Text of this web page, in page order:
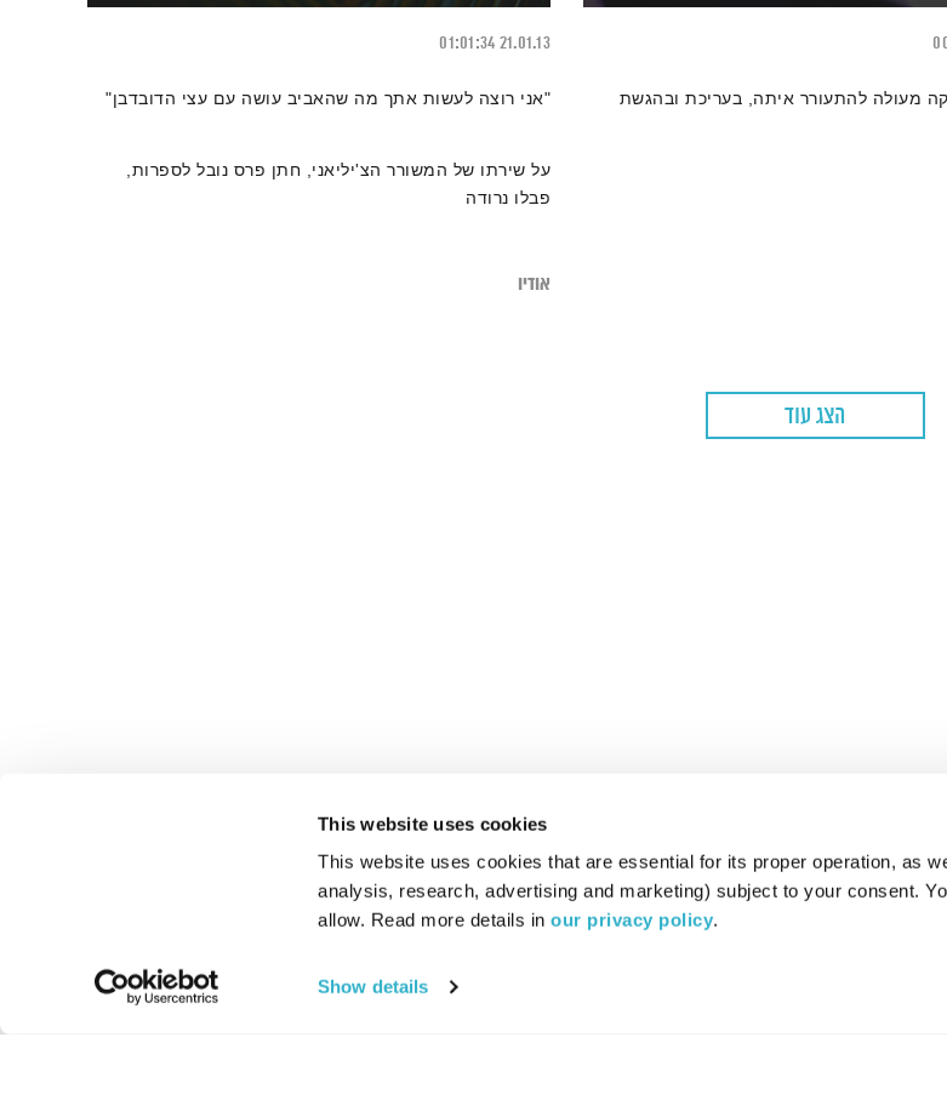
This website uses cookies
This website uses cookies that are essential for its proper operation, as
analysis, research, advertising and marketing) subject to your consent.
allow. Read more details in our privacy policy.
Show details
מעולה להתעורר איתה, בעריכת ובהגשת
21.01.13
01:01:34
"אני רוצה לעשות אתך מה שהאביב עושה עם עצי הדובדבן"
על שירתו של המשורר הצ'יליאני, חתן פרס נובל לספרות,
פבלו נרודה
אודיו
הצג עוד